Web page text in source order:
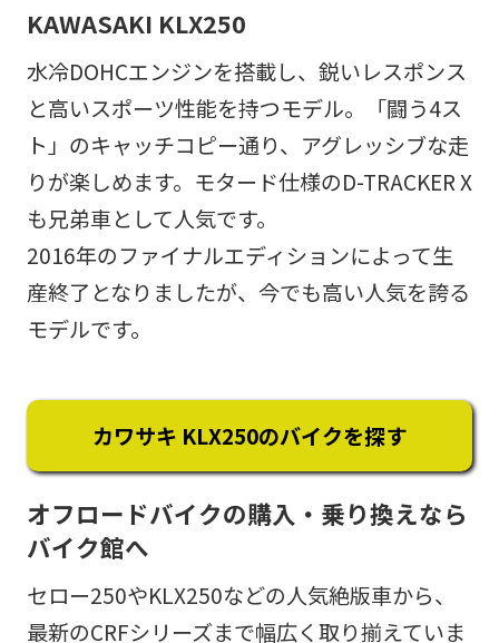
KAWASAKI KLX250
水冷DOHCエンジンを搭載し、鋭いレスポンス
と高いスポーツ性能を持つモデル。「闘う4ス
ト」のキャッチコピー通り、アグレッシブな走
りが楽しめます。モタード仕様のD-TRACKER X
も兄弟車として人気です。
2016年のファイナルエディションによって生
産終了となりましたが、今でも高い人気を誇る
モデルです。
カワサキ KLX250のバイクを探す
オフロードバイクの購入・乗り換えなら
バイク館へ
セロー250やKLX250などの人気絶版車から、
最新のCRFシリーズまで幅広く取り揃えていま